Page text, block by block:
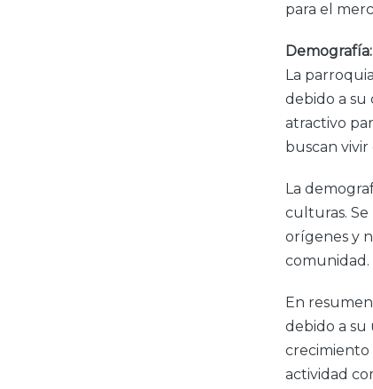
para el
Demografía:
La
debido a su
atractivo
buscan
La
culturas.
orígenes y
comunidad.
En
debido a su
crecimiento
actividad